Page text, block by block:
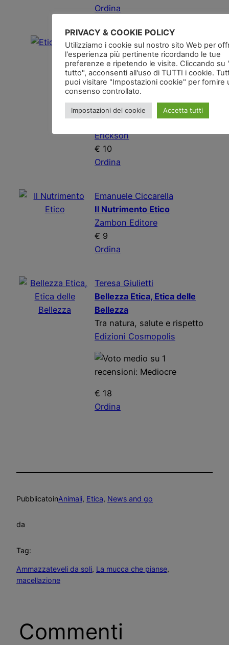
Ordina
Michela Marzano
Etica Oggi
Fecondazione eterologa,
«guerra giusta», nuova
morale sessuale e altre
grandi questioni
Erickson
€ 10
Ordina
Emanuele Ciccarella
Il Nutrimento Etico
Zambon Editore
€ 9
Ordina
Teresa Giulietti
Bellezza Etica, Etica delle
Bellezza
Tra natura, salute e rispetto
Edizioni Cosmopolis
€ 18
Ordina
PubblicatoinAnimali, Etica, News and go
da
Tag:
Ammazzateveli da soli, La mucca che pianse
macellazione
Commenti
PRIVACY & COOKIE POLICY
Utilizziamo i cookie sul nostro sito Web per
l'esperienza più pertinente ricordando le tue
preferenze e ripetendo le visite. Cliccando su
tutto", acconsenti all'uso di TUTTI i cookie.
puoi visitare "Impostazioni cookie" per fornire
consenso controllato.
Impostazioni dei cookie Accetta tutti